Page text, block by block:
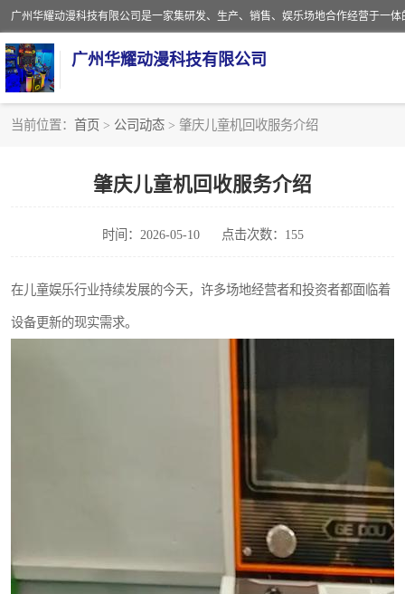
广州华耀动漫科技有限公司
当前位置： 首页 > 公司动态 > 肇庆儿童机回收服务介绍
肇庆儿童机回收服务介绍
时间：2026-05-10 点击次数：155
在儿童娱乐行业持续发展的今天，许多场地经营者和投资者都面临着
设备更新的现实需求。
游戏厅回收